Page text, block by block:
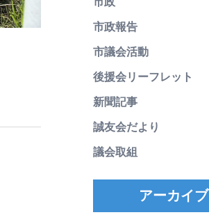
市政報告
市議会活動
後援会リーフレット
新聞記事
誠友会だより
議会取組
アーカイブ